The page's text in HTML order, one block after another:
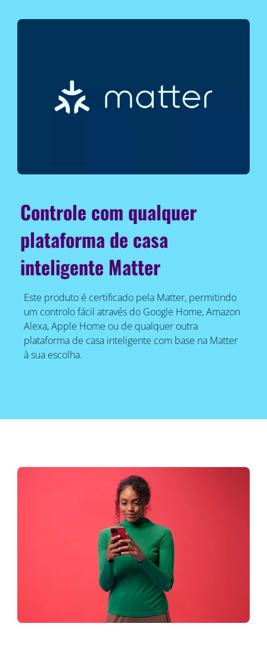
Controle com qualquer
plataforma de casa
inteligente Matter
Este produto é certificado pela Matter, permitindo
um controlo fácil através do Google Home, Amazon
Alexa, Apple Home ou de qualquer outra
plataforma de casa inteligente com base na Matter
à sua escolha.